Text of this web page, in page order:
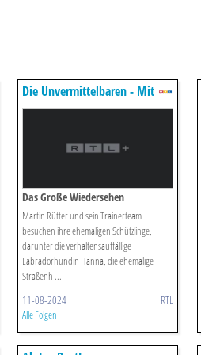
Die Unvermittelbaren - Mit
Martin Rütter
Das Große Wiedersehen
Martin Rütter und sein Trainerteam
besuchen ihre ehemaligen Schützlinge,
darunter die verhaltensauffällige
Labradorhündin Hanna, die ehemalige
Straßenh ...
11-08-2024 RTL
Alle Folgen